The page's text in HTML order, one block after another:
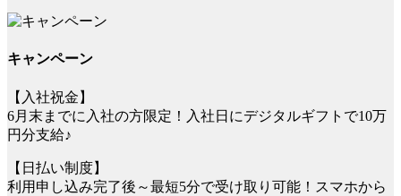
キャンペーン
【入社祝金】
6月末までに入社の方限定！入社日にデジタルギフトで10万
円分支給♪
【日払い制度】
利用申し込み完了後～最短5分で受け取り可能！スマホから